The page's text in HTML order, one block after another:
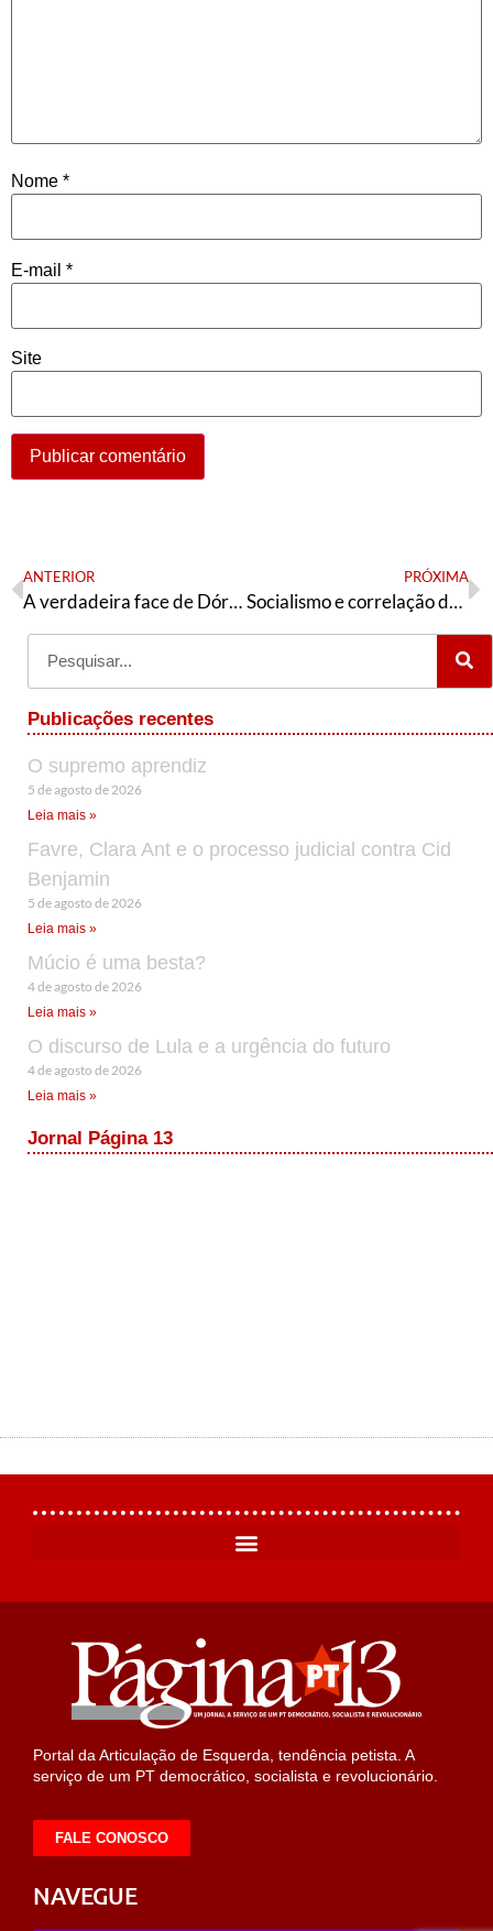
Nome *
E-mail *
Site
ANTERIOR
A verdadeira face de Dória e do PSDB
PRÓXIMA
Socialismo e correlação de força
Publicações recentes
O supremo aprendiz
5 de agosto de 2026
Leia mais »
Favre, Clara Ant e o processo judicial contra Cid
Benjamin
5 de agosto de 2026
Leia mais »
Múcio é uma besta?
4 de agosto de 2026
Leia mais »
O discurso de Lula e a urgência do futuro
4 de agosto de 2026
Leia mais »
Jornal Página 13
Portal da Articulação de Esquerda, tendência petista. A
serviço de um PT democrático, socialista e revolucionário.
FALE CONOSCO
NAVEGUE